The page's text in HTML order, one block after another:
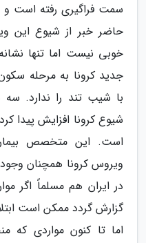
سمت فراگیری رفته است
حاضر خبر از شیوع این
خوبی نیست اما تنها
جدید کرونا به مرحله
با شیب تند را ندارد.
شیوع کرونا افزایش پیدا
است. این متخصص
ویروس کرونا همچنان
در ایران هم مسلماً اگر
گزارش گردد ممکن است
اما تا کنون مواردی که